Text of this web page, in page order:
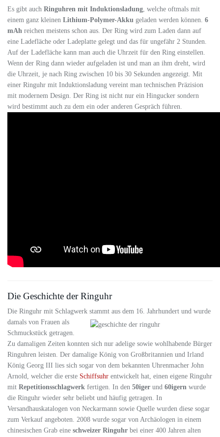
Es gibt auch Ringuhren mit Induktionsladung, welche oftmals mit
einem ganz kleinen Lithium-Polymer-Akku geladen werden können. 6
mAh reichen meistens schon aus. Der Ring wird zum Laden dann auf
eine Ladefläche oder Ladeplatte gelegt und das für ungefähr 2 Stunden.
Auf der Ladefläche kann man auch die Uhrzeit für den Ring einstellen.
Wenn der Ring dann wieder aufgeladen ist und man an ihm dreht, wird
die Uhrzeit, je nach Ring zwischen 10 bis 30 Sekunden angezeigt. Mit
einer Ringuhr mit Induktionsladung vereint man technischen Präzision
mit modernem Design. Der Ring ist nicht nur ein Hingucker sondern
wird bestimmt auch zu dem ein oder anderen Gespräch führen.
Die Geschichte der Ringuhr
Die Ringuhr mit Schlagwerk stammt aus dem 16. Jahrhundert und wurde
damals von Frauen als
Schmuckstück getragen.
Zu damaligen Zeiten konnten sich nur adelige sowie wohlhabende Bürger
Ringuhren leisten. Der damalige König von Großbritannien und Irland
König Georg III lies sich sogar von dem bekannten Uhrenmacher John
Arnold, welcher die erste Schiffsuhr entwickelt hat, einen eigene Ringuhr
mit Repetitionsschlagwerk fertigen. In den 50iger und 60igern wurde
die Ringuhr wieder sehr beliebt und häufig getragen. In
Versandhauskatalogen von Neckarmann sowie Quelle wurden diese sogar
zum Verkauf angeboten. 2008 wurde sogar von Archäologen in einem
chinesischen Grab eine schweizer Ringuhr bei einer 400 Jahren alten